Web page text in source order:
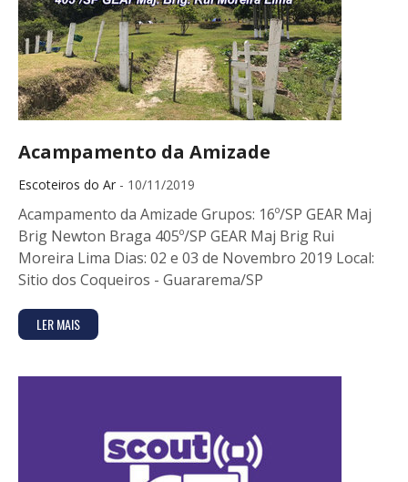
Acampamento da Amizade
Escoteiros do Ar - 10/11/2019
Acampamento da Amizade Grupos: 16º/SP GEAR Maj
Brig Newton Braga 405º/SP GEAR Maj Brig Rui
Moreira Lima Dias: 02 e 03 de Novembro 2019 Local:
Sitio dos Coqueiros - Guararema/SP
LER MAIS